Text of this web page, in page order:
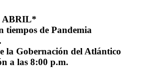
ABRIL*
tiempos de Pandemia
la Gobernación del Atlántico
a las 8:00 p.m.